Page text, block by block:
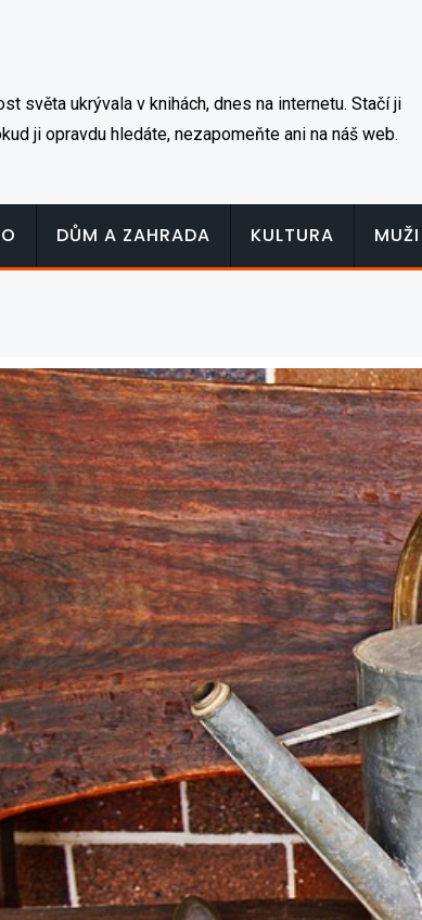
světa ukrývala v knihách, dnes na internetu. Stačí ji
ji opravdu hledáte, nezapomeňte ani na náš web.
DŮM A ZAHRADA KULTURA MUŽI